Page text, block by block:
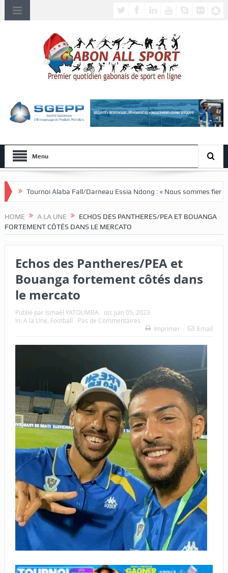
Menu
Fall/Darneau Essia Ndong : « Nous sommes fiers du parcours de nos
HOME A LA UNE
ECHOS DES PANTHERES/PEA ET BOUANGA
FORTEMENT CÔTÉS DANS LE MERCATO
Echos des Pantheres/PEA et
Bouanga fortement côtés dans
le mercato
Publié par Ismaël YATOUMBA on: juin 05, 2023
In: A la Une Football
Pas de Commentaires
Imprimer
Email